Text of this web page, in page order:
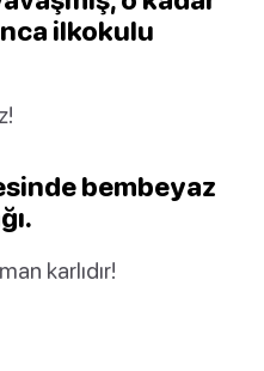
ilkokulu
bembeyaz
karlıdır!